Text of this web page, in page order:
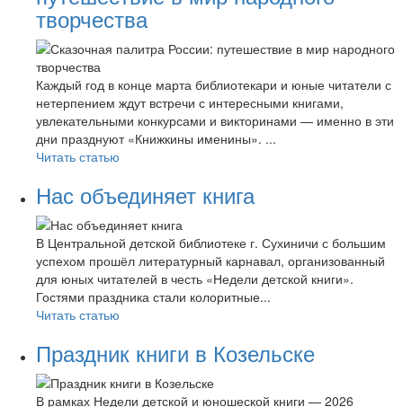
творчества
Каждый год в конце марта библиотекари и юные читатели с
нетерпением ждут встречи с интересными книгами,
увлекательными конкурсами и викторинами — именно в эти
дни празднуют «Книжкины именины». ...
Читать статью
Нас объединяет книга
В Центральной детской библиотеке г. Сухиничи с большим
успехом прошёл литературный карнавал, организованный
для юных читателей в честь «Недели детской книги».
Гостями праздника стали колоритные...
Читать статью
Праздник книги в Козельске
В рамках Недели детской и юношеской книги — 2026